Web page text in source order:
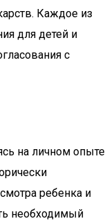
Каждое из
для детей и
с
на личном опыте
ребенка и
необходимый